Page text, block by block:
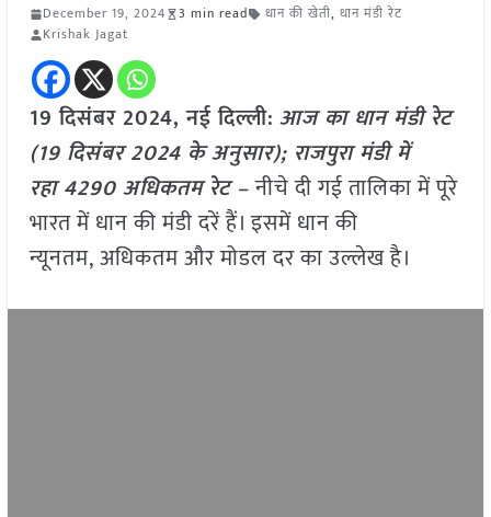
December 19, 2024 3 min read धान की खेती, धान मंडी रेट
Krishak Jagat
19 दिसंबर 2024, नई दिल्ली: आज का धान मंडी रेट
(19 दिसंबर 2024 के अनुसार); राजपुरा मंडी में
रहा 4290 अधिकतम रेट –नीचे दी गई तालिका में पूरे
भारत में धान की मंडी दरें हैं। इसमें धान की
न्यूनतम, अधिकतम और मोडल दर का उल्लेख है।